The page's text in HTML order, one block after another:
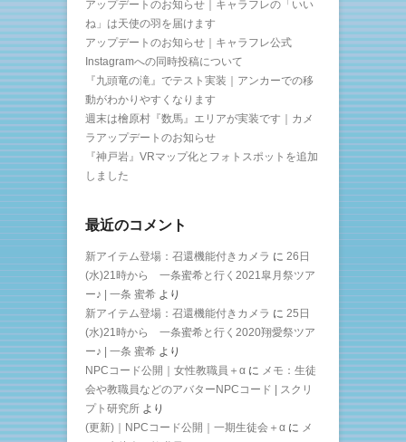
アップデートのお知らせ｜キャラフレの「いい
ね」は天使の羽を届けます
アップデートのお知らせ｜キャラフレ公式
Instagramへの同時投稿について
『九頭竜の滝』でテスト実装｜アンカーでの移
動がわかりやすくなります
週末は檜原村『数馬』エリアが実装です｜カメ
ラアップデートのお知らせ
『神戸岩』VRマップ化とフォトスポットを追加
しました
最近のコメント
新アイテム登場：召還機能付きカメラ に 26日
(水)21時から 一条蜜希と行く2021皐月祭ツア
ー♪ | 一条 蜜希 より
新アイテム登場：召還機能付きカメラ に 25日
(水)21時から 一条蜜希と行く2020翔愛祭ツア
ー♪ | 一条 蜜希 より
NPCコード公開｜女性教職員＋α に メモ：生徒
会や教職員などのアバターNPCコード | スクリ
プト研究所 より
(更新)｜NPCコード公開｜一期生徒会＋α に メ